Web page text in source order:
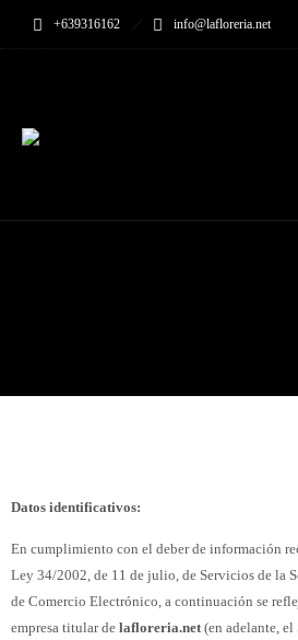
+639316162 info@lafloreria.net
Datos identificativos:
En cumplimiento con el deber de información
Ley 34/2002, de 11 de julio, de Servicios de la
de Comercio Electrónico, a continuación se
empresa titular de lafloreria.net (en adelante, el